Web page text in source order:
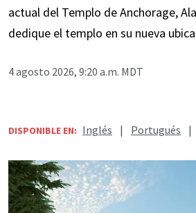
actual del Templo de Anchorage,
dedique el templo en su nueva
4 agosto 2026, 9:20 a.m. MDT
DISPONIBLE EN: Inglés | Portugués |